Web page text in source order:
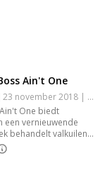
Dit boek belicht de
Ain't One
Nederlands | Paperback | 23 november 2018 | 302 pagina's | 9789090312545
One biedt
een vernieuwende
behandelt valkuilen
van
binnen teams.